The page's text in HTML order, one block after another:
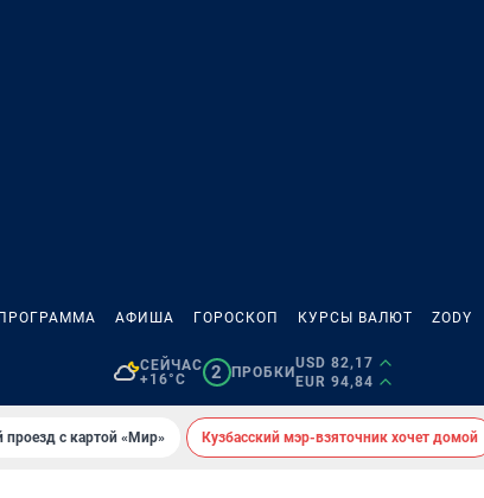
АФИША ГОРОСКОП КУРСЫ ВАЛЮТ ZODY
СЕЙЧАС
+16°C
2 ПРОБКИ
USD 82,17
EUR 94,84
проезд с картой «Мир» Кузбасский мэр-взяточник хочет домой